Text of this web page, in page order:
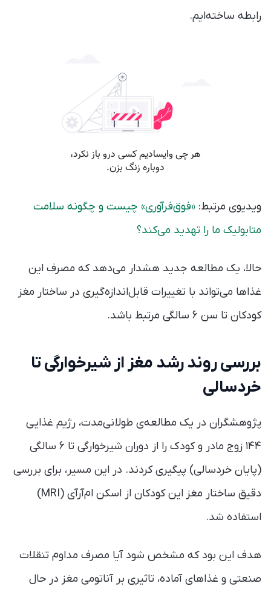
رابطه ساخته‌ایم.
ویدیوی مرتبط: «فوق‌فرآوری» چیست و چگونه سلامت
متابولیک ما را تهدید می‌کند؟
حالا، یک مطالعه جدید هشدار می‌دهد که مصرف این
غذاها می‌تواند با تغییرات قابل‌اندازه‌گیری در ساختار مغز
کودکان تا سن ۶ سالگی مرتبط باشد.
بررسی روند رشد مغز از شیرخوارگی تا
خردسالی
پژوهشگران در یک مطالعه‌ی طولانی‌مدت، رژیم غذایی
۱۴۴ زوج مادر و کودک را از دوران شیرخوارگی تا ۶ سالگی
(پایان خردسالی) پیگیری کردند. در این مسیر، برای بررسی
دقیق ساختار مغز این کودکان از اسکن ام‌آرآی (MRI)
استفاده شد.
هدف این بود که مشخص شود آیا مصرف مداوم تنقلات
صنعتی و غذاهای آماده، تاثیری بر آناتومی مغز در حال